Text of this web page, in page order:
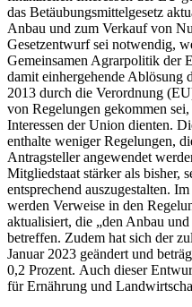
das Betäubungsmittelgesetz
Anbau und zum Verkauf von
Gesetzentwurf sei notwendig,
Gemeinsamen Agrarpolitik der
damit einhergehende
2013 durch die Verordnung
von Regelungen gekommen
Interessen der Union dienten.
enthalte weniger Regelungen,
Antragsteller angewendet
Mitgliedstaat stärker als bisher,
entsprechend auszugestalten.
werden Verweise in den
aktualisiert, die „den Anbau
betreffen. Zudem hat sich der
Januar 2023 geändert und
0,2 Prozent. Auch dieser
für Ernährung und